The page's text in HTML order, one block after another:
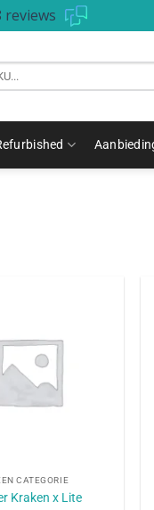
reviews
CATEGORIE
Kraken x Lite